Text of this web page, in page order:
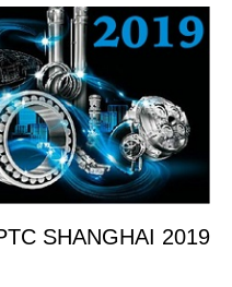
SHANGHAI 2019